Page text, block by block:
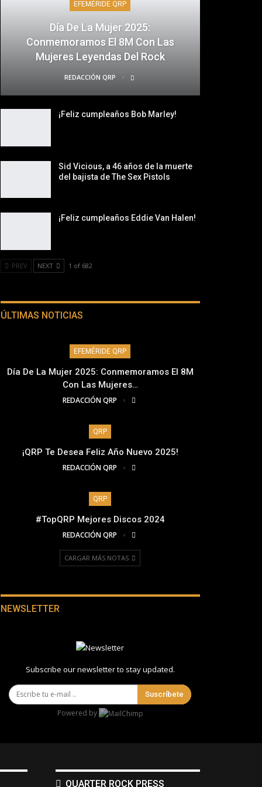
EFEMÉRIDE QRP
Día De La Mujer 2025:
Conmemoramos El 8M Con Las
Mujeres Leyendas Del Rock
REDACCIÓN QRP
¡Feliz cumpleaños Bob Marley!
Sid Vicious, a 46 años de la muerte
del bajista de The Sex Pistols
¡Feliz cumpleaños Eddie Van Halen!
PREV NEXT 1 of 682
ÚLTIMAS NOTICIAS
EFEMÉRIDE QRP
Día De La Mujer 2025: Conmemoramos El 8M
Con Las Mujeres…
REDACCIÓN QRP
QRP
¡QRP Te Desea Feliz Año Nuevo 2025!
REDACCIÓN QRP
QRP
#TopQRP Mejores Discos 2024
REDACCIÓN QRP
CARGAR MÁS NOTAS
NEWSLETTER
Subscribe our newsletter to stay updated.
Suscríbete
Powered by
QUARTER ROCK PRESS